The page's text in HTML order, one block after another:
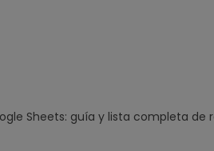
Sheets: guía y lista completa de